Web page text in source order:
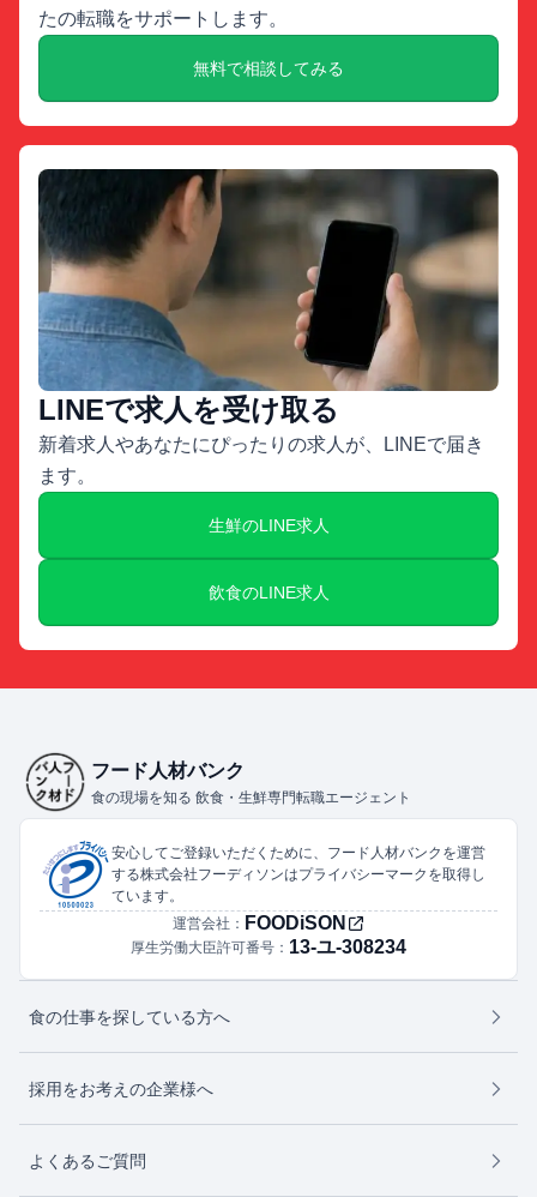
たの転職をサポートします。
無料で相談してみる
LINEで求人を受け取る
新着求人やあなたにぴったりの求人が、LINEで届き
ます。
生鮮のLINE求人
飲食のLINE求人
フード人材バンク
食の現場を知る 飲食・生鮮専門転職エージェント
安心してご登録いただくために、フード人材バンクを運営
する株式会社フーディソンはプライバシーマークを取得し
ています。
運営会社： FOODiSON
厚生労働大臣許可番号： 13-ユ-308234
食の仕事を探している方へ
採用をお考えの企業様へ
よくあるご質問